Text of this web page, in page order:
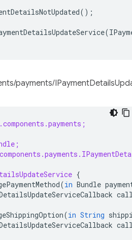
();
(
payments/
{
(in Bundle
(in String